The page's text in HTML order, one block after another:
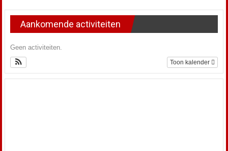
Aankomende activiteiten
Geen activiteiten.
Toon kalender